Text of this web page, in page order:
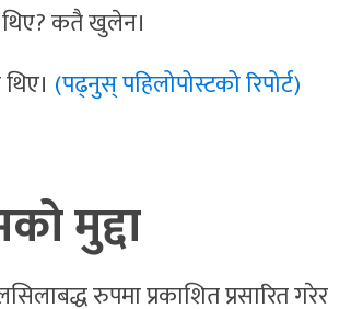
कतै खुलेन।
(पढ्नुस् पहिलोपोस्टको रिपोर्ट)
मुद्दा
रुपमा प्रकाशित प्रसारित गरेर